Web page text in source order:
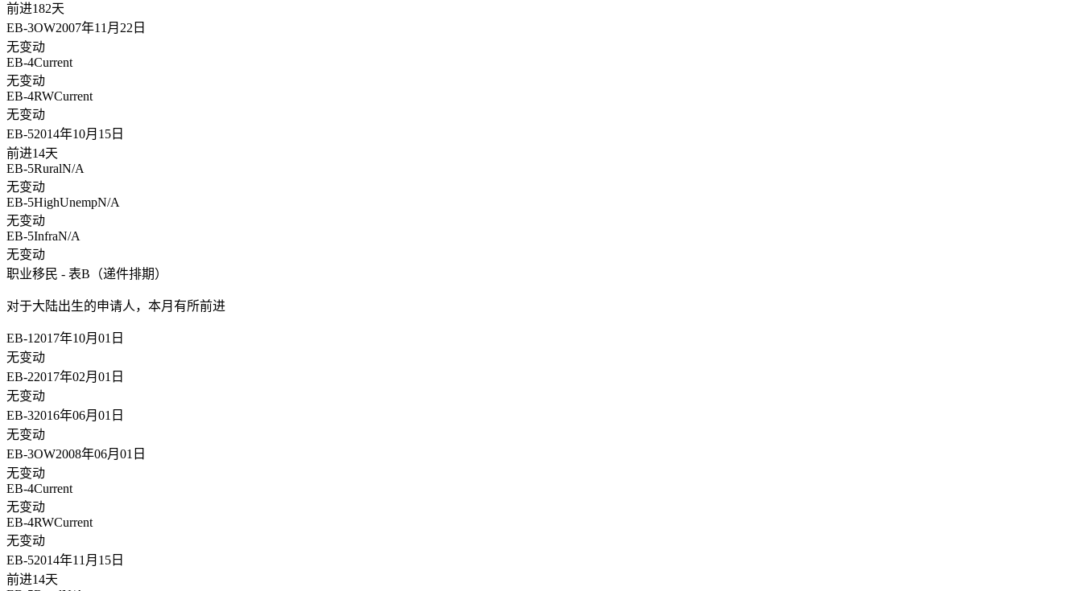
前进182天
EB-3OW2007年11月22日
无变动
EB-4Current
无变动
EB-4RWCurrent
无变动
EB-52014年10月15日
前进14天
EB-5RuralN/A
无变动
EB-5HighUnempN/A
无变动
EB-5InfraN/A
无变动
职业移民 - 表B（递件排期）
对于大陆出生的申请人， 本月有所前进
EB-1 2017年10月01日
无变动
EB-22017年02月01日
无变动
EB-32016年06月01日
无变动
EB-3OW2008年06月01日
无变动
EB-4Current
无变动
EB-4RWCurrent
无变动
EB-52014年11月15日
前进14天